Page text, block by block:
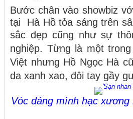
Bước chân vào showbiz
tại Hà Hồ tỏa sáng trên
sắc đẹp cũng như sự
nghiệp. Từng là một
Việt nhưng Hồ Ngọc Hà
da xanh xao, đôi tay gầy
Vóc dáng mình hạc xương